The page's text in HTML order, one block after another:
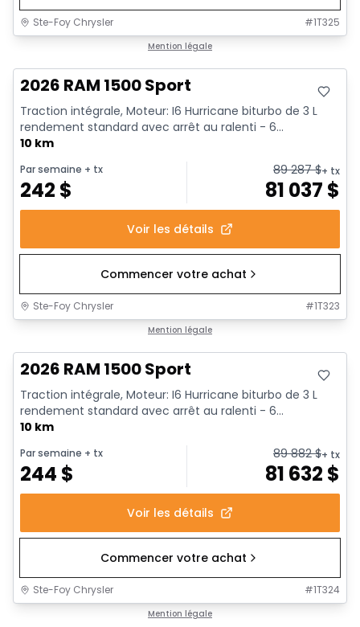
Ste-Foy Chrysler #1T325
Mention légale
2026 RAM 1500 Sport
Traction intégrale, Moteur: I6 Hurricane biturbo de 3 L
rendement standard avec arrêt au ralenti - 6...
10 km
Par semaine + tx
242 $
89 287$+ tx
81 037 $
Voir les détails
Commencer votre achat
Ste-Foy Chrysler #1T323
Mention légale
2026 RAM 1500 Sport
Traction intégrale, Moteur: I6 Hurricane biturbo de 3 L
rendement standard avec arrêt au ralenti - 6...
10 km
Par semaine + tx
244 $
89 882$+ tx
81 632 $
Voir les détails
Commencer votre achat
Ste-Foy Chrysler #1T324
Mention légale